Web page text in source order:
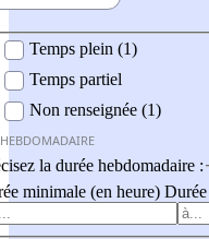
Temps plein (1)
Temps partiel
Non renseignée (1)
la durée hebdomadaire :
minimale (en heure)